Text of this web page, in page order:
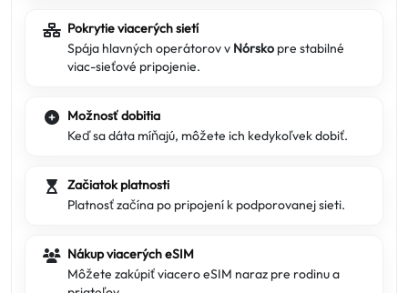
Pokrytie viacerých sietí
Spája hlavných operátorov v Nórsko pre stabilné
viac-sieťové pripojenie.
Možnosť dobitia
Keď sa dáta míňajú, môžete ich kedykoľvek dobiť.
Začiatok platnosti
Platnosť začína po pripojení k podporovanej sieti.
Nákup viacerých eSIM
Môžete zakúpiť viacero eSIM naraz pre rodinu a